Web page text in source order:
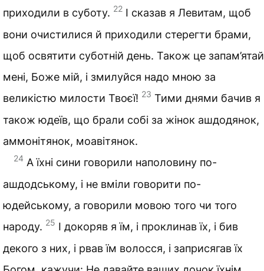
приходили в суботу. 22 І сказав я Левитам, щоб
вони очистилися й приходили стерегти брами,
щоб освятити суботній день. Також це запам’ятай
мені, Боже мій, і змилуйся надо мною за
великістю милости Твоєї! 23 Тими днями бачив я
також юдеїв, що брали собі за жінок ашдодянок,
аммонітянок, моавітянок.
24 А їхні сини говорили наполовину по-
ашдодському, і не вміли говорити по-
юдейському, а говорили мовою того чи того
народу. 25 І докоряв я їм, і проклинав їх, і бив
декого з них, і рвав їм волосся, і заприсягав їх